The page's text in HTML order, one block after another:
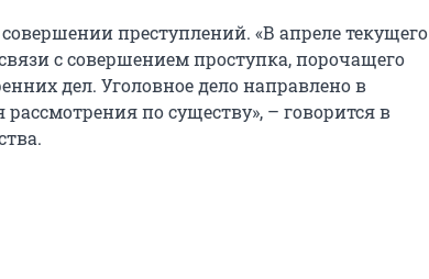
преступлений. «В апреле текущего
с совершением проступка, порочащего
дел. Уголовное дело направлено в
по существу», – говорится в